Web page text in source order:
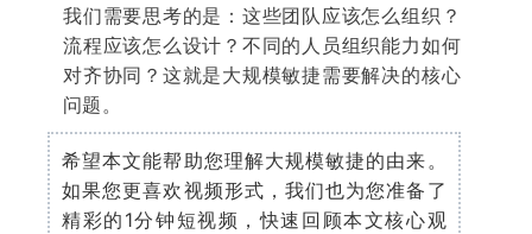
我们需要思考的是：这些团队应该怎么组织？
流程应该怎么设计？不同的人员组织能力如何
对齐协同？这就是大规模敏捷需要解决的核心
问题。
希望本文能帮助您理解大规模敏捷的由来。
如果您更喜欢视频形式，我们也为您准备了
精彩的1分钟短视频，快速回顾本文核心观